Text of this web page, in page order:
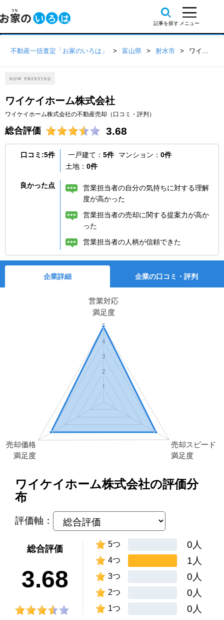
不動産一括査定「お家のいろは」 富山県 射水市 ワイケイホーム株式会社
ワイケイホーム株式会社
ワイケイホーム株式会社の不動産売却（口コミ・評判）
総合評価 3.68
口コミ:5件 一戸建て： 5件 マンション： 0件
土地： 0件
良かった点
営業担当者の自分の気持ちに対する理解
度が高かった
営業担当者の売却に関する提案力が高か
った
営業担当者の人柄が信頼できた
企業詳細 企業の口コミ・評判
ワイケイホーム株式会社の評価分
布
評価軸：
総合評価
3.68
5つ 0人
4つ 1人
3つ 0人
2つ 0人
1つ 0人